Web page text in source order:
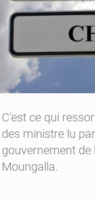
C’est ce qui
des ministre lu
gouvernement de
Moungalla.